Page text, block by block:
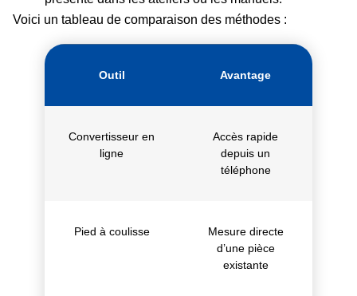
Voici un tableau de comparaison des méthodes :
Outil Avantage
Convertisseur en
ligne
Accès rapide
depuis un
téléphone
Pied à coulisse
Mesure directe
d’une pièce
existante